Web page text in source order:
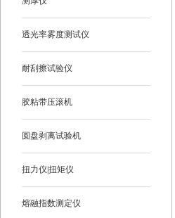
透光率雾度测试仪
耐刮擦试验仪
胶粘带压滚机
圆盘剥离试验机
扭力仪|扭矩仪
熔融指数测定仪